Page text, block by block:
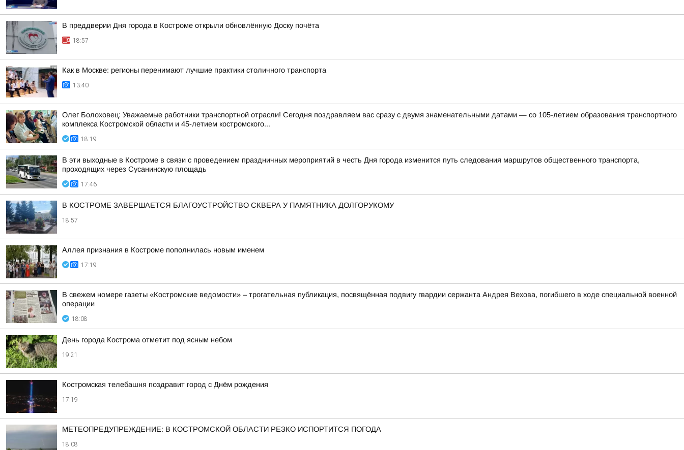
В преддверии Дня города в Костроме открыли обновлённую Доску почёта
18:57
Как в Москве: регионы перенимают лучшие практики столичного транспорта
13:40
Олег Болоховец: Уважаемые работники транспортной отрасли! Сегодня поздравляем вас сразу с двумя знаменательными датами — со 105-летием образования транспортного
комплекса Костромской области и 45-летием костромского...
18:19
В эти выходные в Костроме в связи с проведением праздничных мероприятий в честь Дня города изменится путь следования маршрутов общественного транспорта,
проходящих через Сусанинскую площадь
17:46
В КОСТРОМЕ ЗАВЕРШАЕТСЯ БЛАГОУСТРОЙСТВО СКВЕРА У ПАМЯТНИКА ДОЛГОРУКОМУ
18:57
Аллея признания в Костроме пополнилась новым именем
17:19
В свежем номере газеты «Костромские ведомости» – трогательная публикация, посвящённая подвигу гвардии сержанта Андрея Вехова, погибшего в ходе специальной военной
операции
18:08
День города Кострома отметит под ясным небом
19:21
Костромская телебашня поздравит город с Днём рождения
17:19
МЕТЕОПРЕДУПРЕЖДЕНИЕ: В КОСТРОМСКОЙ ОБЛАСТИ РЕЗКО ИСПОРТИТСЯ ПОГОДА
18:08